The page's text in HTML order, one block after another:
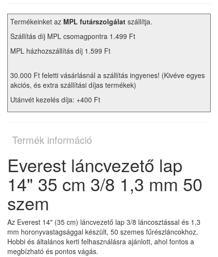
Termékeinket az MPL futárszolgálat szállítja.
Szállítás díj MPL csomagpontra 1.499 Ft
MPL házhozszállítás díj 1.599 Ft
30.000 Ft feletti vásárlásnál a szállítás ingyenes! (Kivéve egyes
akciós, és extra szállítási díjas termékek)
Utánvét kezelés díja: +400 Ft
Termék információ
Everest láncvezető lap
14" 35 cm 3/8 1,3 mm 50
szem
Az Everest 14" (35 cm) láncvezető lap 3/8 láncosztással és 1,3
mm horonyvastagsággal készült, 50 szemes fűrészláncokhoz.
Hobbi és általános kerti felhasználásra ajánlott, ahol fontos a
megbízható és pontos vágás.